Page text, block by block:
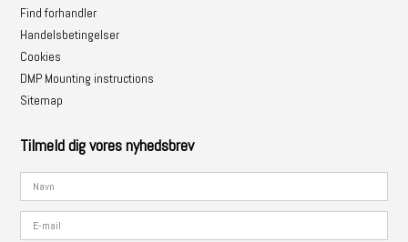
Find forhandler
Handelsbetingelser
Cookies
DMP Mounting instructions
Sitemap
Tilmeld dig vores nyhedsbrev